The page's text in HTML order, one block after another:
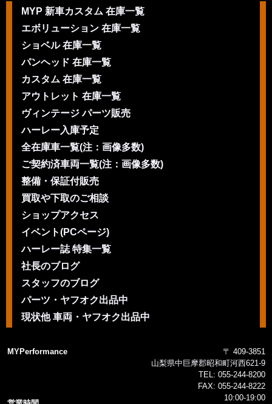
MYP 新車カスタム 在庫一覧
エボリューション 在庫一覧
ショベル 在庫一覧
パンヘッド 在庫一覧
カスタム 在庫一覧
アウトレット 在庫一覧
ヴィンテージ パーツ販売
ハーレー入庫予定
全在庫車一覧(注：画像多数)
ご契約済車両一覧(注：画像多数)
整備・保証付販売
買取や下取のご相談
ショップアクセス
イベント(PCページ)
ハーレー誌 特集一覧
社長のブログ
スタッフのブログ
パーツ・ヤフオク出品中
現状他 車両・ヤフオク出品中
MYPerformance
〒 409-3851
山梨県中巨摩郡昭和町河西621-9
TEL: 055-244-8200
FAX: 055-244-8222
10:00-19:00